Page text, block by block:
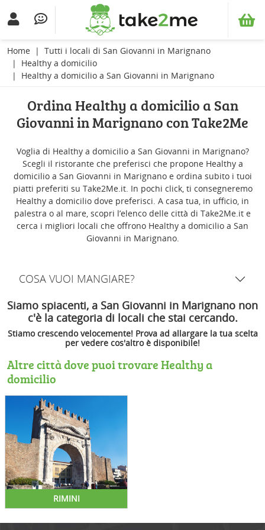
Home
Tutti i locali di San Giovanni in Marignano
Healthy a domicilio
Healthy a domicilio a San Giovanni in Marignano
Ordina Healthy a domicilio a San
Giovanni in Marignano con Take2Me
Voglia di Healthy a domicilio a San Giovanni in Marignano?
Scegli il ristorante che preferisci che propone Healthy a
domicilio a San Giovanni in Marignano e ordina subito i tuoi
piatti preferiti su Take2Me.it. In pochi click, ti consegneremo
Healthy a domicilio dove preferisci. A casa tua, in ufficio, in
palestra o al mare, scopri l’elenco delle città di Take2Me.it e
cerca i migliori locali che offrono Healthy a domicilio a San
Giovanni in Marignano.
COSA VUOI MANGIARE?
Siamo spiacenti, a San Giovanni in Marignano non
c'è la categoria di locali che stai cercando.
Stiamo crescendo velocemente! Prova ad allargare la tua scelta
per vedere cos'altro è disponibile!
Altre città dove puoi trovare Healthy a
domicilio
RIMINI